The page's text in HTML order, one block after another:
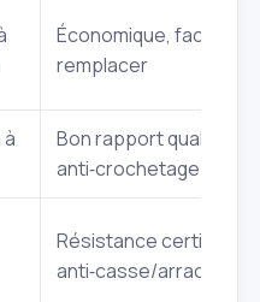
Économique, facile à
remplacer
Bon rapport qualité/
anti‑crochetage/
Résistance certifiée
anti‑casse/